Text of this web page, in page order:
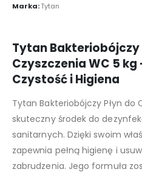
Marka:Tytan
Tytan Bakteriobójczy
Czyszczenia WC 5
Czystość i Higiena
Tytan Bakteriobójczy Płyn do
skuteczny środek do
sanitarnych. Dzięki swoim
zapewnia pełną higienę i
zabrudzenia. Jego formuła